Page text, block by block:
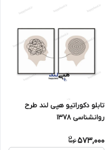
تابلو دکوراتیو هپی لند طرح
روانشناسی 1378
573,000